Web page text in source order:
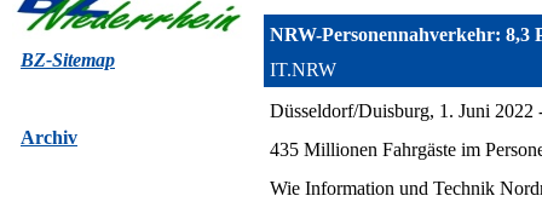
BZ-Sitemap
Archiv
NRW-Personennahverkehr: 8,3
IT.NRW
Düsseldorf/Duisburg, 1. Juni 2022
435 Millionen Fahrgäste im
Wie Information und Technik